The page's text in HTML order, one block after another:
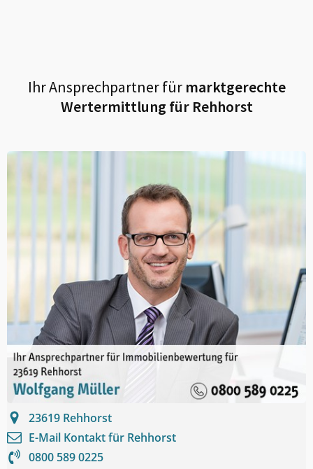
Ihr Ansprechpartner fürmarktgerechte
Wertermittlung für Rehhorst
23619 Rehhorst
E-Mail Kontakt für Rehhorst
0800 589 0225